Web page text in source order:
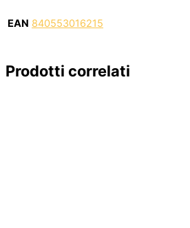
EAN 840553016215
Prodotti correlati